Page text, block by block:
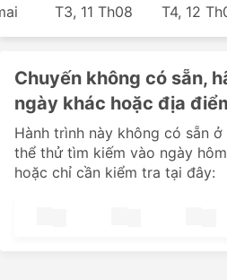
T3, 11 Th08 T4, 12
Chuyến không có sẵn,
ngày khác hoặc địa
Hành trình này không có sẵn
thể thử tìm kiếm vào ngày
hoặc chỉ cần kiểm tra tại đây: